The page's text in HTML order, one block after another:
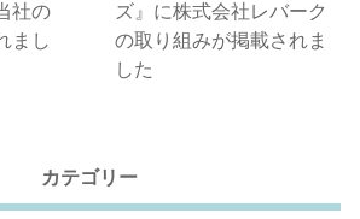
社の
まし
ズ』に株式会社レバーク
の取り組みが掲載されま
した
カテゴリー